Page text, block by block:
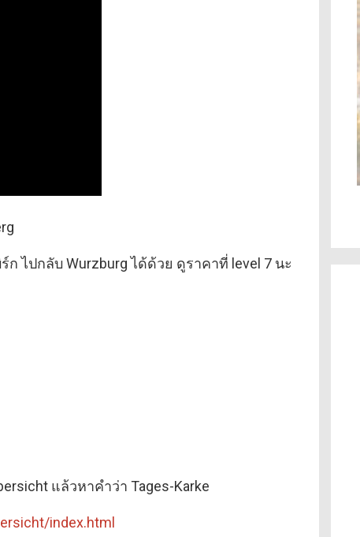
ไปกลับ Wurzburg ได้ด้วย ดูราคาที่ level 7 นะ
แล้วหาคำว่า Tages-Karke
index.html